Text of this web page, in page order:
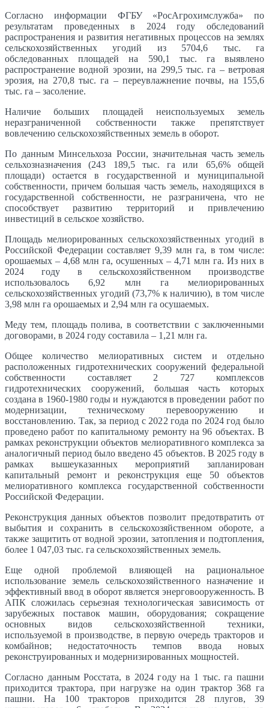
Согласно информации ФГБУ «РосАгрохимслужба» по
результатам проведенных в 2024 году обследований
распространения и развития негативных процессов на землях
сельскохозяйственных угодий из 5704,6 тыс. га
обследованных площадей на 590,1 тыс. га выявлено
распространение водной эрозии, на 299,5 тыс. га – ветровая
эрозия, на 270,8 тыс. га – переувлажнение почвы, на 155,6
тыс. га – засоление.
Наличие больших площадей неиспользуемых земель
неразграниченной собственности также препятствует
вовлечению сельскохозяйственных земель в оборот.
По данным Минсельхоза России, значительная часть земель
сельхозназначения (243 189,5 тыс. га или 65,6% общей
площади) остается в государственной и муниципальной
собственности, причем большая часть земель, находящихся в
государственной собственности, не разграничена, что не
способствует развитию территорий и привлечению
инвестиций в сельское хозяйство.
Площадь мелиорированных сельскохозяйственных угодий в
Российской Федерации составляет 9,39 млн га, в том числе:
орошаемых – 4,68 млн га, осушенных – 4,71 млн га. Из них в
2024 году в сельскохозяйственном производстве
использовалось 6,92 млн га мелиорированных
сельскохозяйственных угодий (73,7% к наличию), в том числе
3,98 млн га орошаемых и 2,94 млн га осушаемых.
Меду тем, площадь полива, в соответствии с заключенными
договорами, в 2024 году составила – 1,21 млн га.
Общее количество мелиоративных систем и отдельно
расположенных гидротехнических сооружений федеральной
собственности составляет 2 727 комплексов
гидротехнических сооружений, большая часть которых
создана в 1960-1980 годы и нуждаются в проведении работ по
модернизации, техническому перевооружению и
восстановлению. Так, за период с 2022 года по 2024 год было
проведено работ по капитальному ремонту на 96 объектах. В
рамках реконструкции объектов мелиоративного комплекса за
аналогичный период было введено 45 объектов. В 2025 году в
рамках вышеуказанных мероприятий запланирован
капитальный ремонт и реконструкция еще 50 объектов
мелиоративного комплекса государственной собственности
Российской Федерации.
Реконструкция данных объектов позволит предотвратить от
выбытия и сохранить в сельскохозяйственном обороте, а
также защитить от водной эрозии, затопления и подтопления,
более 1 047,03 тыс. га сельскохозяйственных земель.
Еще одной проблемой влияющей на рациональное
использование земель сельскохозяйственного назначение и
эффективный ввод в оборот является энерговооруженность. В
АПК сложилась серьезная технологическая зависимость от
зарубежных поставок машин, оборудования; сокращение
основных видов сельскохозяйственной техники,
используемой в производстве, в первую очередь тракторов и
комбайнов; недостаточность темпов ввода новых
реконструированных и модернизированных мощностей.
Согласно данным Росстата, в 2024 году на 1 тыс. га пашни
приходится трактора, при нагрузке на один трактор 368 га
пашни. На 100 тракторов приходится 28 плугов, 39